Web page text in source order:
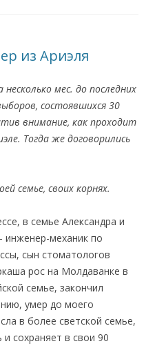
из Ариэля
мес. до последних
состоявшихся 30
внимание, как проходит
Тогда же договорились
семье, своих корнях.
в семье Александра и
механик по
сын стоматологов
рос на Молдаванке в
семье, закончил
умер до моего
в более светской семье,
сохраняет в свои 90